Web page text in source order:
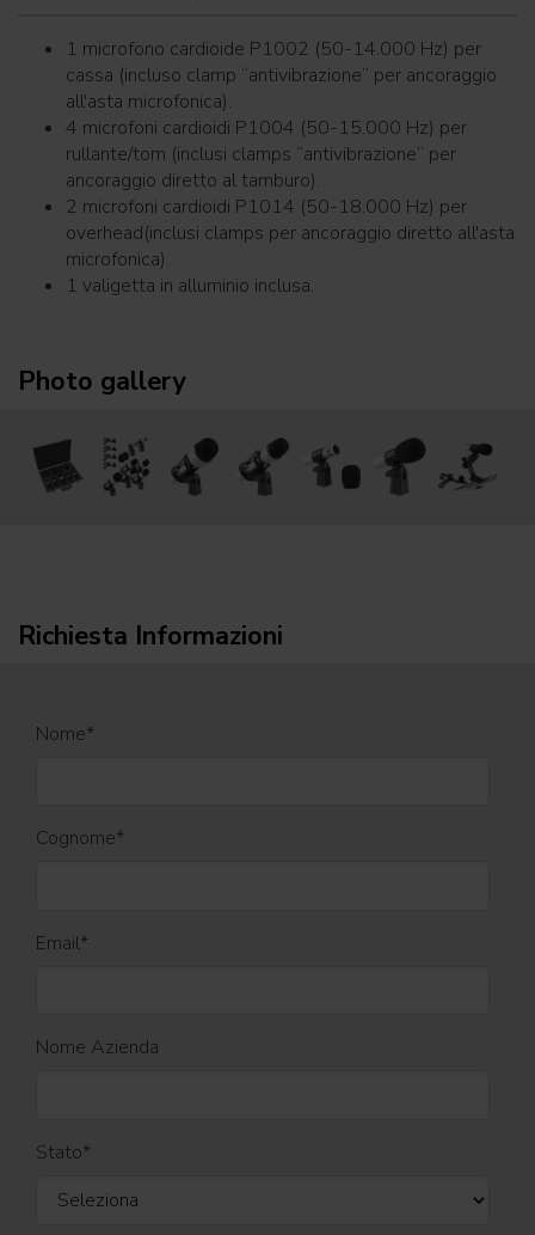
1 microfono cardioide P1002 (50-14.000 Hz) per
cassa (incluso clamp “antivibrazione” per ancoraggio
all'asta microfonica).
4 microfoni cardioidi P1004 (50-15.000 Hz) per
rullante/tom (inclusi clamps “antivibrazione” per
ancoraggio diretto al tamburo).
2 microfoni cardioidi P1014 (50-18.000 Hz) per
overhead(inclusi clamps per ancoraggio diretto all'asta
microfonica).
1 valigetta in alluminio inclusa.
Photo gallery
Richiesta Informazioni
Nome*
Cognome*
Email*
Nome Azienda
Stato*